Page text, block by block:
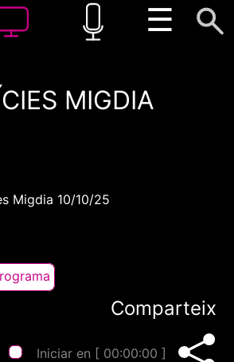
☰
MIGDIA
Migdia 10/10/25
Comparteix
Iniciar en [ 00:00:00 ]